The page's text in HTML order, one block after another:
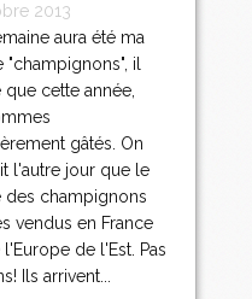
2013
aura été ma
"champignons", il
que cette année,
gâtés. On
l'autre jour que le
des champignons
vendus en France
de l'Est. Pas
Ils arrivent...